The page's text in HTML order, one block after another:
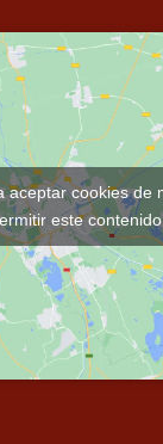
aceptar cookies de
este contenido